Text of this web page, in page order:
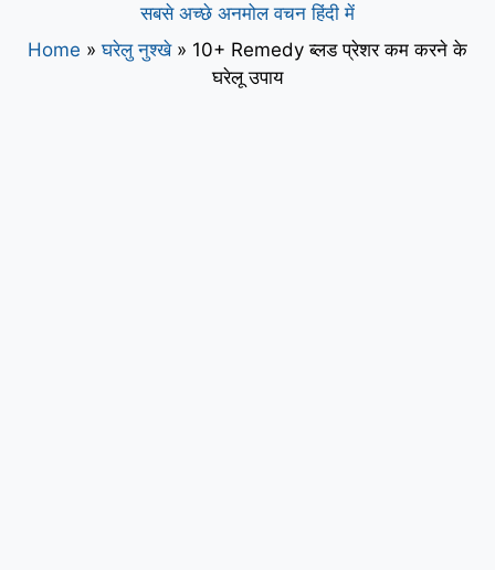
सबसे अच्छे अनमोल वचन हिंदी में
Home »घरेलु नुश्खे» 10+ Remedy ब्लड प्रेशर कम करने के
घरेलू उपाय